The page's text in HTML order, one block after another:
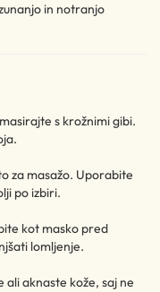
in notranjo
s krožnimi gibi.
za masažo. Uporabite
po izbiri.
kot masko pred
lomljenje.
aknaste kože, saj ne